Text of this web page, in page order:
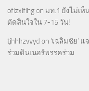
oflzxlflhg on มท.1 ยังไม่เห็
ตัดสินใจใน 7-15 วัน!
tjhhhzvvyd on ‘เฉลิมชัย’
ร่วมดินเนอร์พรรคร่วม